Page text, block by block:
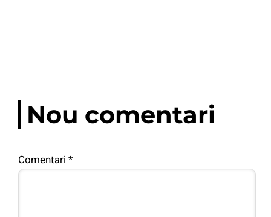
Nou comentari
Comentari *